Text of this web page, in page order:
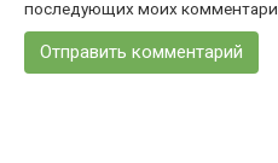
последующих моих